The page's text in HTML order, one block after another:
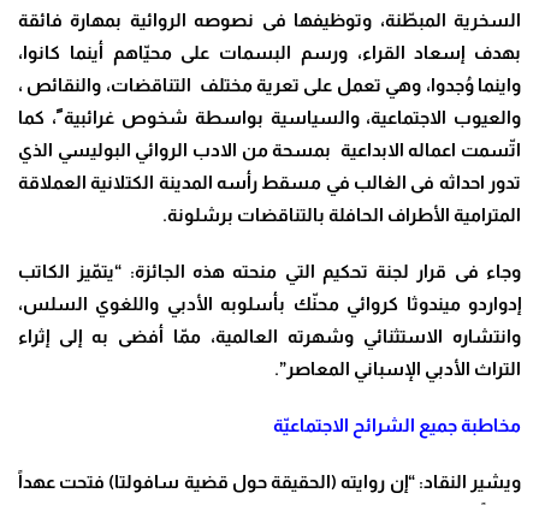
السخرية المبطّنة، وتوظيفها فى نصوصه الروائية بمهارة فائقة
بهدف إسعاد القراء، ورسم البسمات على محيّاهم أينما كانوا،
واينما وُجدوا، وهي تعمل على تعرية مختلف التناقضات، والنقائص ،
والعيوب الاجتماعية، والسياسية بواسطة شخوص غرائبية ً، كما
اتّسمت اعماله الابداعية بمسحة من الادب الروائي البوليسي الذي
تدور احداثه فى الغالب في مسقط رأسه المدينة الكتلانية العملاقة
المترامية الأطراف الحافلة بالتناقضات برشلونة.
وجاء فى قرار لجنة تحكيم التي منحته هذه الجائزة: “يتمّيز الكاتب
إدواردو ميندوثا كروائي محنّك بأسلوبه الأدبي واللغوي السلس،
وانتشاره الاستثنائي وشهرته العالمية، ممّا أفضى به إلى إثراء
التراث الأدبي الإسباني المعاصر”.
مخاطبة جميع الشرائح الاجتماعيّة
ويشير النقاد: “إن روايته (الحقيقة حول قضية سافولتا) فتحت عهداً